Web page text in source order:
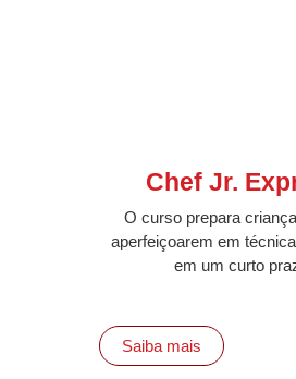
Chef Jr.
O curso prepara
aperfeiçoarem em
em um curto
Saiba mais